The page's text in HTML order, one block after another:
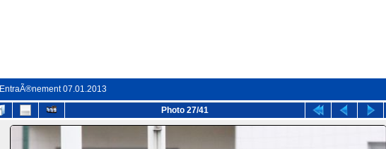
EntraÃ®nement 07.01.2013
Photo 27/41